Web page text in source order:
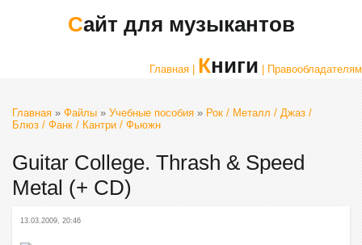
Сайт для музыкантов
Главная | Книги | Правообладателям
Главная » Файлы » Учебные пособия » Рок / Металл / Джаз /
Блюз / Фанк / Кантри / Фьюжн
Guitar College. Thrash & Speed
Metal (+ CD)
13.03.2009, 20:46